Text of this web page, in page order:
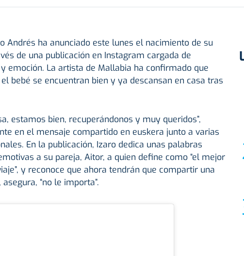
Andrés ha anunciado este lunes el nacimiento de su
de una publicación en Instagram cargada de
emoción. La artista de Mallabia ha confirmado que
bebé se encuentran bien y ya descansan en casa tras
estamos bien, recuperándonos y muy queridos”,
en el mensaje compartido en euskera junto a varias
En la publicación, Izaro dedica unas palabras
a su pareja, Aitor, a quien define como “el mejor
y reconoce que ahora tendrán que compartir una
“no le importa”.